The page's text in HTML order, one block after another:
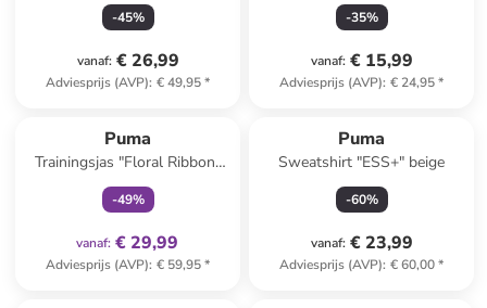
-45%
vanaf: € 26,99
Adviesprijs (AVP): € 49,95*
-35%
vanaf: € 15,99
Adviesprijs (AVP): € 24,95*
Puma
Trainingsjas "Floral Ribbon"
zwart
-49%
vanaf: € 29,99
Adviesprijs (AVP): € 59,95*
Puma
Sweatshirt "ESS+" beige
-60%
vanaf: € 23,99
Adviesprijs (AVP): € 60,00*